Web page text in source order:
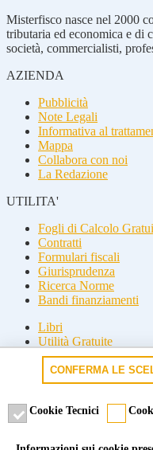
Misterfisco nasce nel 2000
tributaria ed economica e di
società, commercialisti,
AZIENDA
Pubblicità
Note Legali
Informativa al
Mappa
Collabora con noi
La Redazione
UTILITA'
Fogli di Calcolo
Contratti
Formulari fiscali
Giurisprudenza
Ricerca Norme
Bandi finanziamenti
Libri
Utilità Gratuite
Guide fiscali
Seguici
Seguici
CONFERMA LE
Cookie Tecnici